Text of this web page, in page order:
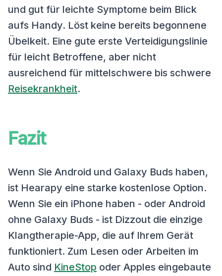
und gut für leichte Symptome beim Blick
aufs Handy. Löst keine bereits begonnene
Übelkeit. Eine gute erste Verteidigungslinie
für leicht Betroffene, aber nicht
ausreichend für mittelschwere bis schwere
Reisekrankheit.
Fazit
Wenn Sie Android und Galaxy Buds haben,
ist Hearapy eine starke kostenlose Option.
Wenn Sie ein iPhone haben - oder Android
ohne Galaxy Buds - ist Dizzout die einzige
Klangtherapie-App, die auf Ihrem Gerät
funktioniert. Zum Lesen oder Arbeiten im
Auto sind KineStop oder Apples eingebaute